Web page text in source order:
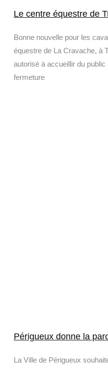
Le centre équestre de
Bonne nouvelle pour les
équestre de La Cravache, à
autorisé à accueillir du public
fermeture
Périgueux donne la
La Ville de Périgueux